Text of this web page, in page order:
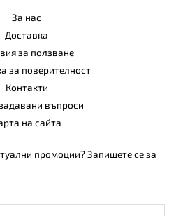
За нас
Доставка
за ползване
за поверителност
Контакти
въпроси
на сайта
промоции? Запишете се за